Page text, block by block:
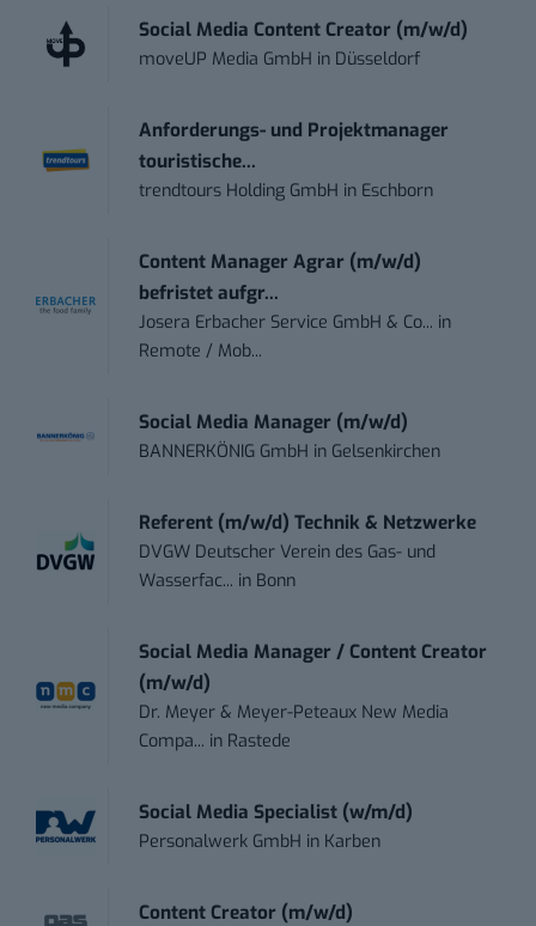
Social Media Content Creator (m/w/d)
moveUP Media GmbH in Düsseldorf
Anforderungs- und Projektmanager
touristische...
trendtours Holding GmbH in Eschborn
Content Manager Agrar (m/w/d)
befristet aufgr...
Josera Erbacher Service GmbH & Co... in
Remote / Mob...
Social Media Manager (m/w/d)
BANNERKÖNIG GmbH in Gelsenkirchen
Referent (m/w/d) Technik & Netzwerke
DVGW Deutscher Verein des Gas- und
Wasserfac... in Bonn
Social Media Manager / Content Creator
(m/w/d)
Dr. Meyer & Meyer-Peteaux New Media
Compa... in Rastede
Social Media Specialist (w/m/d)
Personalwerk GmbH in Karben
Content Creator (m/w/d)